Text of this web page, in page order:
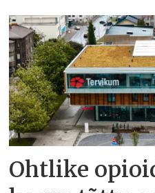
Ohtlike